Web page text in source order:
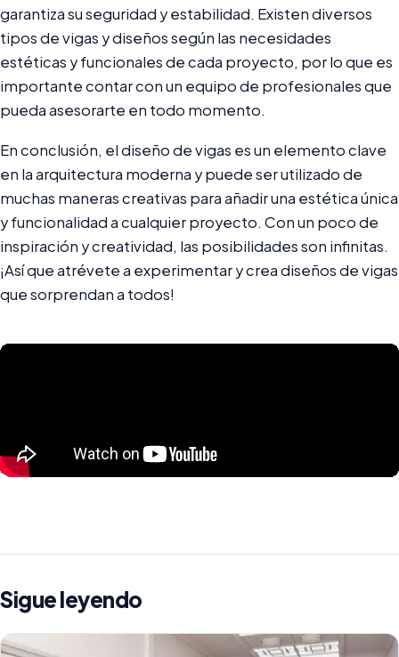
garantiza su seguridad y estabilidad. Existen diversos
tipos de vigas y diseños según las necesidades
estéticas y funcionales de cada proyecto, por lo que es
importante contar con un equipo de profesionales que
pueda asesorarte en todo momento.
En conclusión, el diseño de vigas es un elemento clave
en la arquitectura moderna y puede ser utilizado de
muchas maneras creativas para añadir una estética única
y funcionalidad a cualquier proyecto. Con un poco de
inspiración y creatividad, las posibilidades son infinitas.
¡Así que atrévete a experimentar y crea diseños de vigas
que sorprendan a todos!
Sigue leyendo